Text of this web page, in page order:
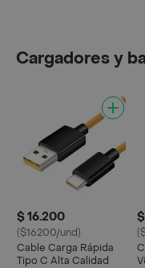
Cargadores y
$ 16.200
($16200/und)
Cable Carga Rápida
Tipo C Alta Calidad